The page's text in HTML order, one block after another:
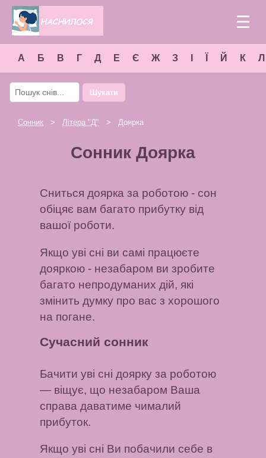
☰
А Б В Г Д Е Є Ж З Й К Л
Шукати
Сонник > Літера "Д" > Доярка
Сонник Доярка
Сниться доярка за роботою - сон
обіцяє вам багато прибутку від
вашої роботи.
Якщо уві сні ви самі працюєте
дояркою - незабаром ви зробите
багато непродуманих дій, які
змінить думку про вас з хорошого
на погане.
Сучасний сонник
Бачити уві сні доярку за роботою
— віщує, що незабаром Ваша
справа даватиме чималий
прибуток.
Якщо уві сні Ви побачили себе в